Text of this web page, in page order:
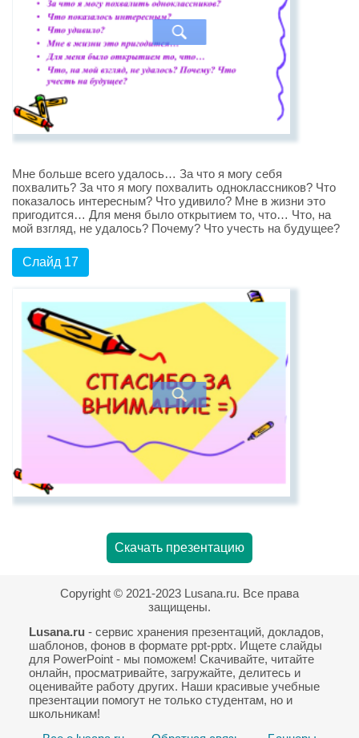
Мне больше всего удалось… За что я могу себя
похвалить? За что я могу похвалить одноклассников? Что
показалось интересным? Что удивило? Мне в жизни это
пригодится… Для меня было открытием то, что… Что, на
мой взгляд, не удалось? Почему? Что учесть на будущее?
Слайд 17
Скачать презентацию
Copyright © 2021-2023 Lusana.ru. Все права
защищены.
Lusana.ru - сервис хранения презентаций, докладов,
шаблонов, фонов в формате ppt-pptx. Ищете слайды
для PowerPoint - мы поможем! Скачивайте, читайте
онлайн, просматривайте, загружайте, делитесь и
оценивайте работу других. Наши красивые учебные
презентации помогут не только студентам, но и
школьникам!